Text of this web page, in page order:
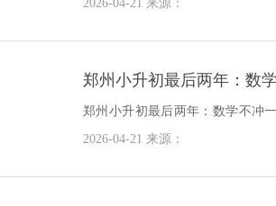
2026-04-21 来源：
郑州小升初最后两年：数
想！
郑州小升初最后两年：数学不冲
年级就是小升初的冲刺期。这时
2026-04-21 来源：